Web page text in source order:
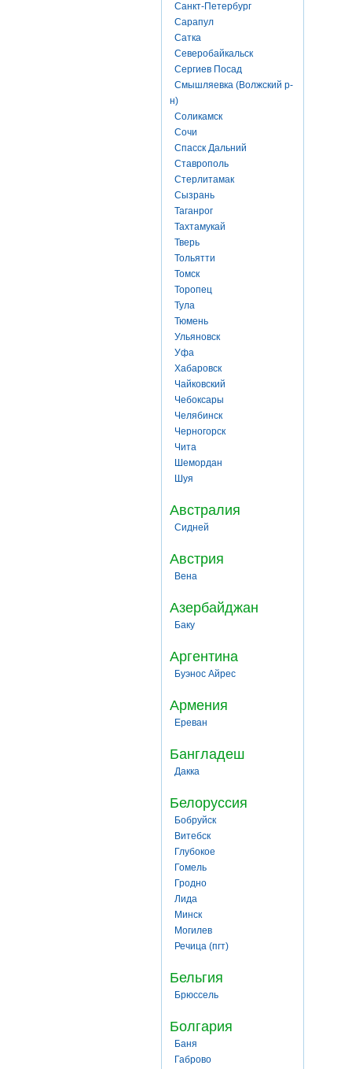
Санкт-Петербург
Сарапул
Сатка
Северобайкальск
Сергиев Посад
Смышляевка (Волжский р-
н)
Соликамск
Сочи
Спасск Дальний
Ставрополь
Стерлитамак
Сызрань
Таганрог
Тахтамукай
Тверь
Тольятти
Томск
Торопец
Тула
Тюмень
Ульяновск
Уфа
Хабаровск
Чайковский
Чебоксары
Челябинск
Черногорск
Чита
Шемордан
Шуя
Австралия
Сидней
Австрия
Вена
Азербайджан
Баку
Аргентина
Буэнос Айрес
Армения
Ереван
Бангладеш
Дакка
Белоруссия
Бобруйск
Витебск
Глубокое
Гомель
Гродно
Лида
Минск
Могилев
Речица (пгт)
Бельгия
Брюссель
Болгария
Баня
Габрово